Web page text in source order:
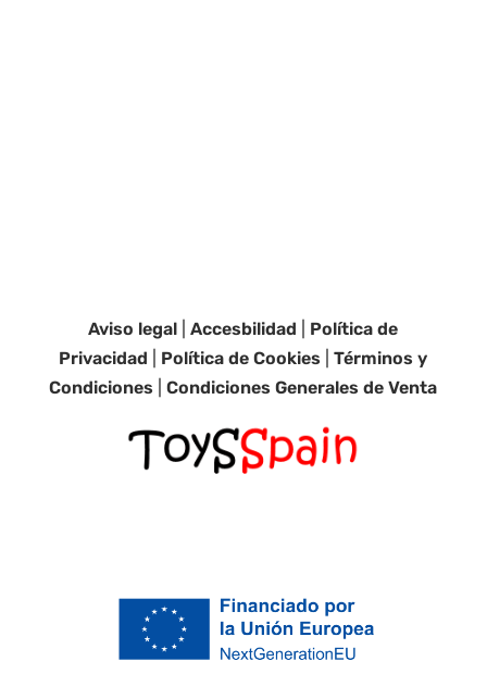
Aviso legal |Accesbilidad
Política de
Privacidad
Política de Cookies |Términos y
Condiciones |Condiciones Generales de Venta